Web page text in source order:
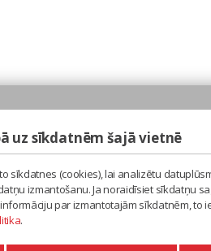
uz sīkdatnēm šajā vietnē
sīkdatnes (cookies), lai analizētu
izmantošanu. Ja noraidīsiet sīkdatņu
par izmantotajām sīkdatnēm,
.